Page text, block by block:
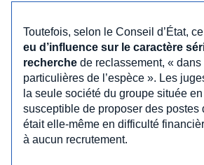
Toutefois, selon le Conseil d’État, ce
eu d’influence sur le caractère
recherche de reclassement, «
particulières de l’espèce ». Les
la seule société du groupe située
susceptible de proposer des postes
était elle-même en difficulté
à aucun recrutement.